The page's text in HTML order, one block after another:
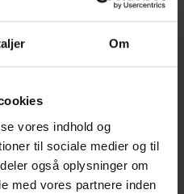
Om
vores indhold og
til sociale medier og til
også oplysninger om
med vores partnere inden
F G H
O P Q R